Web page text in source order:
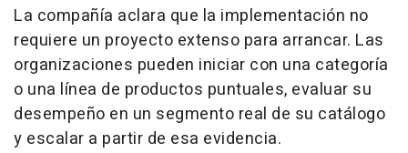
La compañía aclara que la implementación no
requiere un proyecto extenso para arrancar. Las
organizaciones pueden iniciar con una categoría
o una línea de productos puntuales, evaluar su
desempeño en un segmento real de su catálogo
y escalar a partir de esa evidencia.